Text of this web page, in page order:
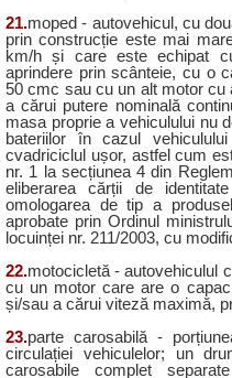
21.moped - autovehicul, cu
prin construcție este mai
km/h și care este echipat
aprindere prin scânteie, cu o
50 cmc sau cu un alt motor cu
a cărui putere nominală
masa proprie a vehiculului nu
bateriilor în cazul
cvadriciclul ușor, astfel cum
nr. 1 la secțiunea 4 din
eliberarea cărții de
omologarea de tip a
aprobate prin Ordinul
locuinței nr. 211/2003, cu
22.motocicletă - autovehiculul
cu un motor care are o
și/sau a cărui viteză maximă,
23.parte carosabilă -
circulației vehiculelor; un
carosabile complet